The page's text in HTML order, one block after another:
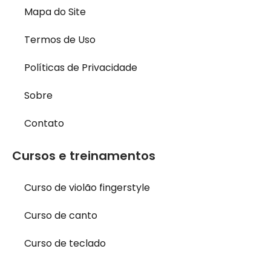
Mapa do Site
Termos de Uso
Políticas de Privacidade
Sobre
Contato
Cursos e treinamentos
Curso de violão fingerstyle
Curso de canto
Curso de teclado